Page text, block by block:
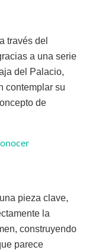
través del
a una serie
del Palacio,
contemplar su
de
pieza clave,
la
construyendo
parece